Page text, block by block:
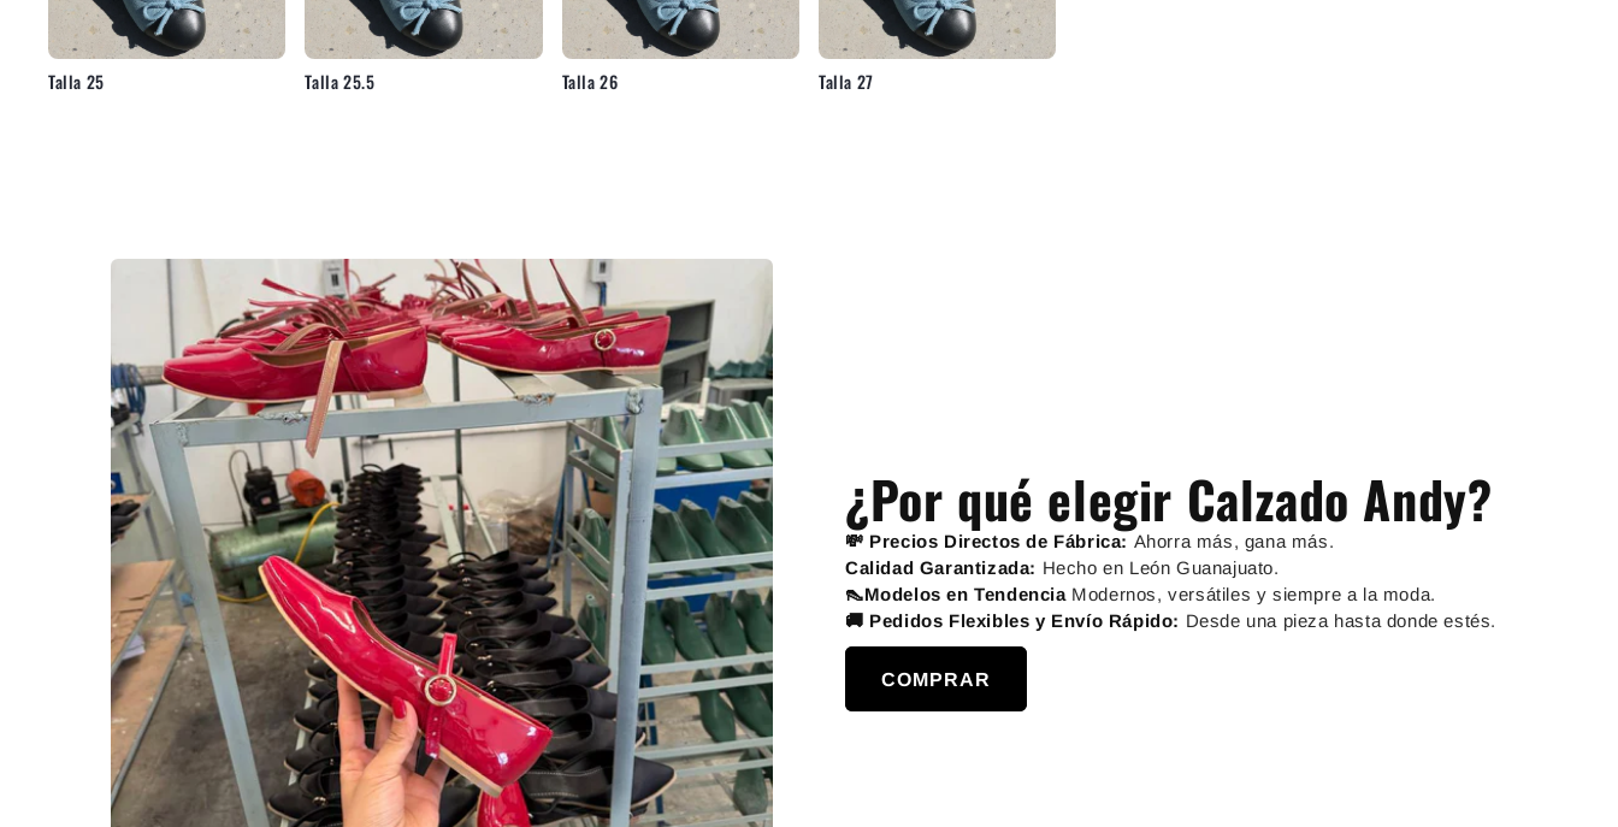
Talla 25 Talla 25.5 Talla 26 Talla 27
¿Por qué elegir Calzado Andy?
💸 Precios Directos de Fábrica: Ahorra más, gana más.
Calidad Garantizada: Hecho en León Guanajuato.
👠Modelos en Tendencia Modernos, versátiles y siempre a la moda.
🚚 Pedidos Flexibles y Envío Rápido: Desde una pieza hasta donde estés.
COMPRAR